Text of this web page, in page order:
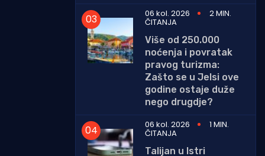
06 kol. 2026
2 MIN.
ČITANJA
Više od 250.000
noćenja i povratak
pravog turizma:
Zašto se u Jelsi ove
godine ostaje duže
nego drugdje?
06 kol. 2026
1 MIN.
ČITANJA
Talijan u Istri